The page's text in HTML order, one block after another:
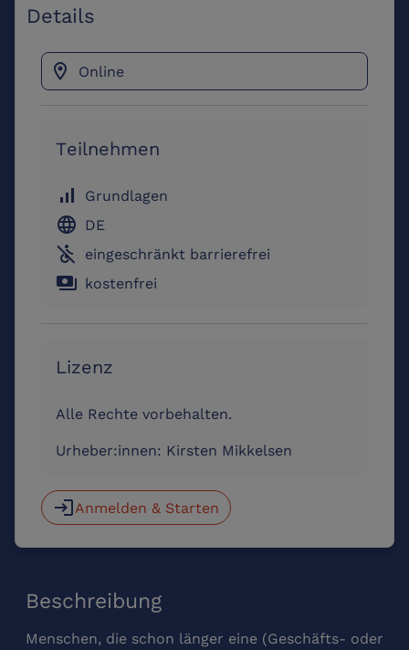
Beschreibung
Menschen, die schon länger eine (Geschäfts- oder
Details
location_on Online
Teilnehmen
signal_cellular_alt Grundlagen
language DE
not_accessible eingeschränkt barrierefrei
payments kostenfrei
Lizenz
Alle Rechte vorbehalten.
Urheber:innen: Kirsten Mikkelsen
loginAnmelden & Starten